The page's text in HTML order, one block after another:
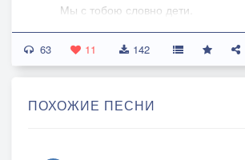
Мы с тобою словно дети.
По весне за ручейками
День листает зарисовки.
И мечты без остановки.
63 11 142
ПОХОЖИЕ ПЕСНИ